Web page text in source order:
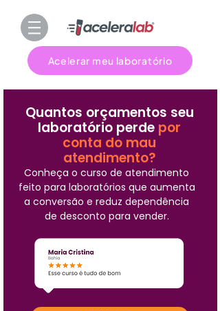
Acelerar meu laboratório
Quantos orçamentos seu
laboratório perde por
conta do mau
atendimento?
Conheça o curso de atendimento
feito para laboratórios que aumenta
a conversão e reduz dependência
de desconto para vender.